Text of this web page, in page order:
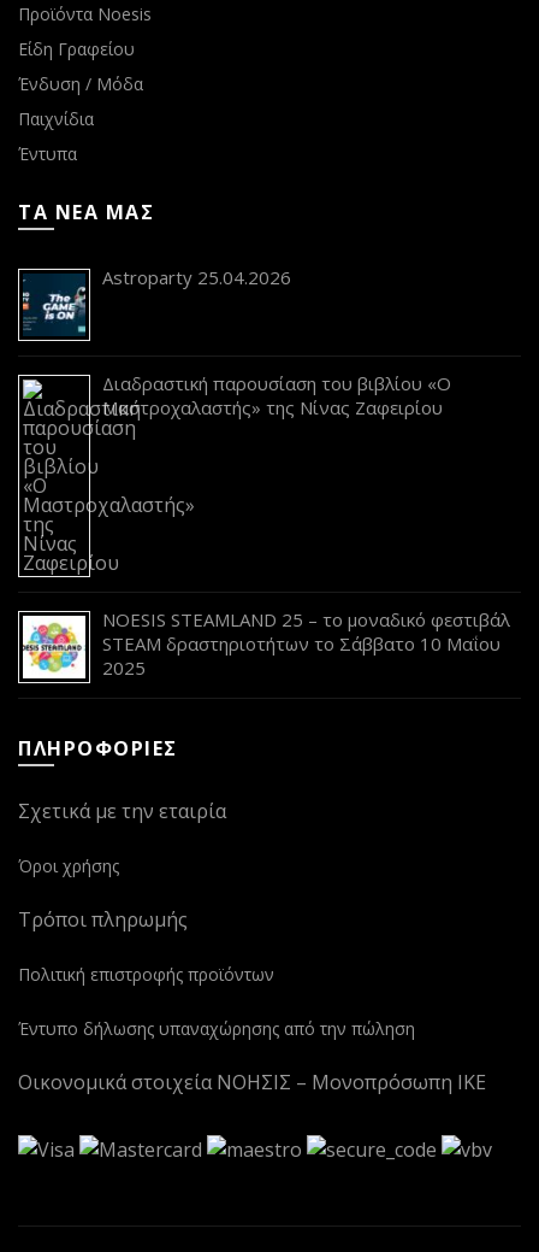
Προϊόντα Noesis
Είδη Γραφείου
Ένδυση / Μόδα
Παιχνίδια
Έντυπα
ΤΑ ΝΕΑ ΜΑΣ
Astroparty 25.04.2026
Διαδραστική παρουσίαση του βιβλίου «Ο
Μαστροχαλαστής» της Νίνας Ζαφειρίου
NOESIS STEAMLAND 25 – το μοναδικό φεστιβάλ
STEAM δραστηριοτήτων το Σάββατο 10 Μαΐου
2025
ΠΛΗΡΟΦΟΡΙΕΣ
Σχετικά με την εταιρία
Όροι χρήσης
Τρόποι πληρωμής
Πολιτική επιστροφής προϊόντων
Έντυπο δήλωσης υπαναχώρησης από την πώληση
Οικονομικά στοιχεία ΝΟΗΣΙΣ – Μονοπρόσωπη ΙΚΕ